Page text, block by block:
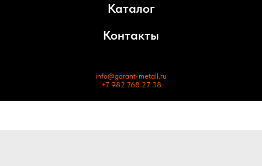
Каталог
Контакты
info@garant-metall.ru
+7 982 768 27 38